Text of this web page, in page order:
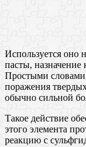
Используется оно
пасты, назначение
Простыми словами,
поражения
обычно сильной
Такое действие
этого элемента
реакцию с